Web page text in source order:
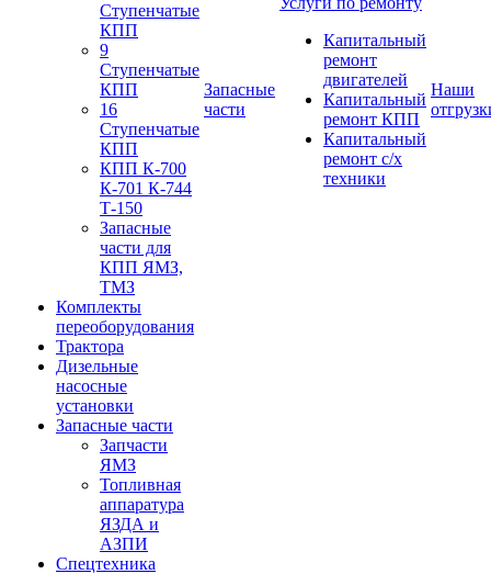
Ступенчатые
КПП
9
Ступенчатые
КПП
16
Ступенчатые
КПП
КПП К-700
К-701 К-744
Т-150
Запасные
части для
КПП ЯМЗ,
ТМЗ
Комплекты
переоборудования
Трактора
Дизельные
насосные
установки
Запасные части
Запчасти
ЯМЗ
Топливная
аппаратура
ЯЗДА и
АЗПИ
Спецтехника
Запасные
части
Капитальный
ремонт
двигателей
Капитальный
ремонт КПП
Капитальный
ремонт с/х
техники
Наши